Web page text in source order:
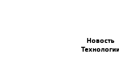
Новость